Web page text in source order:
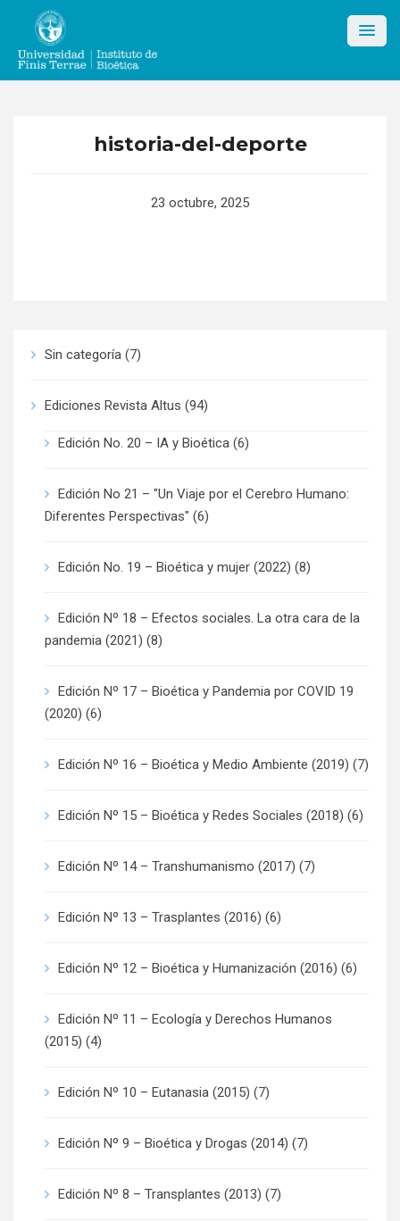
content
historia-del-deporte
23 octubre, 2025
Sin categoría (7)
Ediciones Revista Altus (94)
Edición No. 20 – IA y Bioética (6)
Edición No 21 – "Un Viaje por el Cerebro Humano:
Diferentes Perspectivas" (6)
Edición No. 19 – Bioética y mujer (2022) (8)
Edición Nº 18 – Efectos sociales. La otra cara de la
pandemia (2021) (8)
Edición Nº 17 – Bioética y Pandemia por COVID 19
(2020) (6)
Edición Nº 16 – Bioética y Medio Ambiente (2019) (7)
Edición Nº 15 – Bioética y Redes Sociales (2018) (6)
Edición Nº 14 – Transhumanismo (2017) (7)
Edición Nº 13 – Trasplantes (2016) (6)
Edición Nº 12 – Bioética y Humanización (2016) (6)
Edición Nº 11 – Ecología y Derechos Humanos
(2015) (4)
Edición Nº 10 – Eutanasia (2015) (7)
Edición Nº 9 – Bioética y Drogas (2014) (7)
Edición Nº 8 – Transplantes (2013) (7)